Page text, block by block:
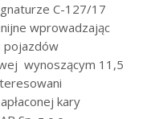
C-127/17
wprowadzając
pojazdów
wynoszącym 11,5
kary